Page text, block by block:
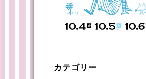
カテゴリー